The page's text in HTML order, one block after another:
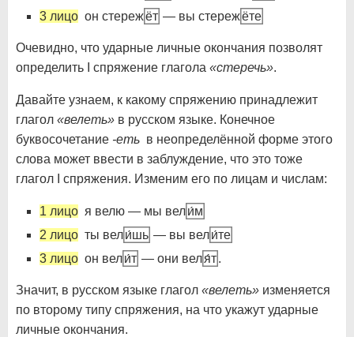
3 лицо он стережёт — вы стережёте
Очевидно, что ударные личные окончания позволят
определить I спряжение глагола «стеречь».
Давайте узнаем, к какому спряжению принадлежит
глагол «велеть» в русском языке. Конечное
буквосочетание -еть в неопределённой форме этого
слова может ввести в заблуждение, что это тоже
глагол I спряжения. Изменим его по лицам и числам:
1 лицо я велю — мы вели́м
2 лицо ты вели́шь — вы вели́те
3 лицо он вели́т — они веля́т.
Значит, в русском языке глагол «велеть» изменяется
по второму типу спряжения, на что укажут ударные
личные окончания.